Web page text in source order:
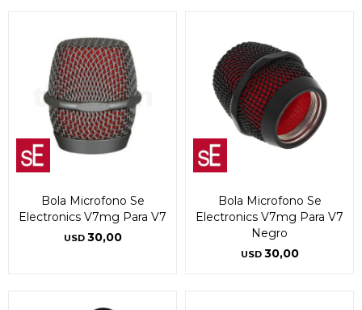
Bola Microfono Se
Electronics V7mg Para V7
USD 30,00
Bola Microfono Se
Electronics V7mg Para V7
Negro
USD 30,00